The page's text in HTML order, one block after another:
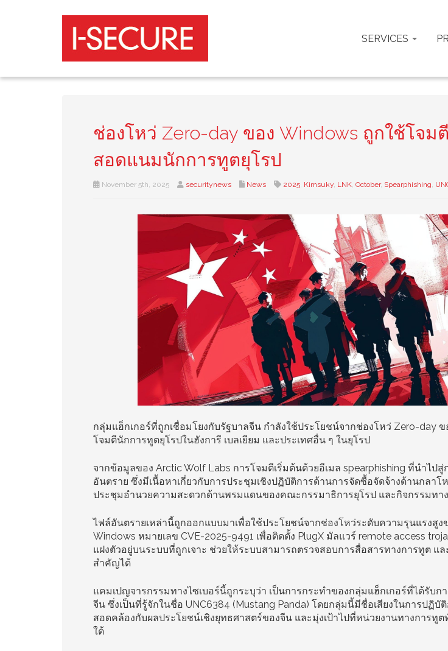
SERVICES
ช่องโหว่ Zero-day ของ Windows ถูกใช้โจม
สอดแนมนักการทูตยุโรป
November 5th, 2025 securitynews News 2025, Kimsuky, LNK, October, Spearphishing,
กลุ่มแฮ็กเกอร์ที่ถูกเชื่อมโยงกับรัฐบาลจีน กำลังใช้ประโยชน์จากช่องโหว่ Zero-day ข
โจมตีนักการทูตยุโรปในฮังการี เบลเยียม และประเทศอื่น ๆ ในยุโรป
จากข้อมูลของ Arctic Wolf Labs การโจมตีเริ่มต้นด้วยอีเมล spearphishing ที่นำไปสู่
อันตราย ซึ่งมีเนื้อหาเกี่ยวกับการประชุมเชิงปฏิบัติการด้านการจัดซื้อจัดจ้างด้านกลาโ
ประชุมอำนวยความสะดวกด้านพรมแดนของคณะกรรมาธิการยุโรป และกิจกรรมทา
ไฟล์อันตรายเหล่านี้ถูกออกแบบมาเพื่อใช้ประโยชน์จากช่องโหว่ระดับความรุนแรงสูง
Windows หมายเลข CVE-2025-9491 เพื่อติดตั้ง PlugX มัลแวร์ remote access
แฝงตัวอยู่บนระบบที่ถูกเจาะ ช่วยให้ระบบสามารถตรวจสอบการสื่อสารทางการทูต
สำคัญได้
แคมเปญจารกรรมทางไซเบอร์นี้ถูกระบุว่า เป็นการกระทำของกลุ่มแฮ็กเกอร์ที่ได้รับก
จีน ซึ่งเป็นที่รู้จักในชื่อ UNC6384 (Mustang Panda) โดยกลุ่มนี้มีชื่อเสียงในการปฏิบั
สอดคล้องกับผลประโยชน์เชิงยุทธศาสตร์ของจีน และมุ่งเป้าไปที่หน่วยงานทางการทูต
ใต้